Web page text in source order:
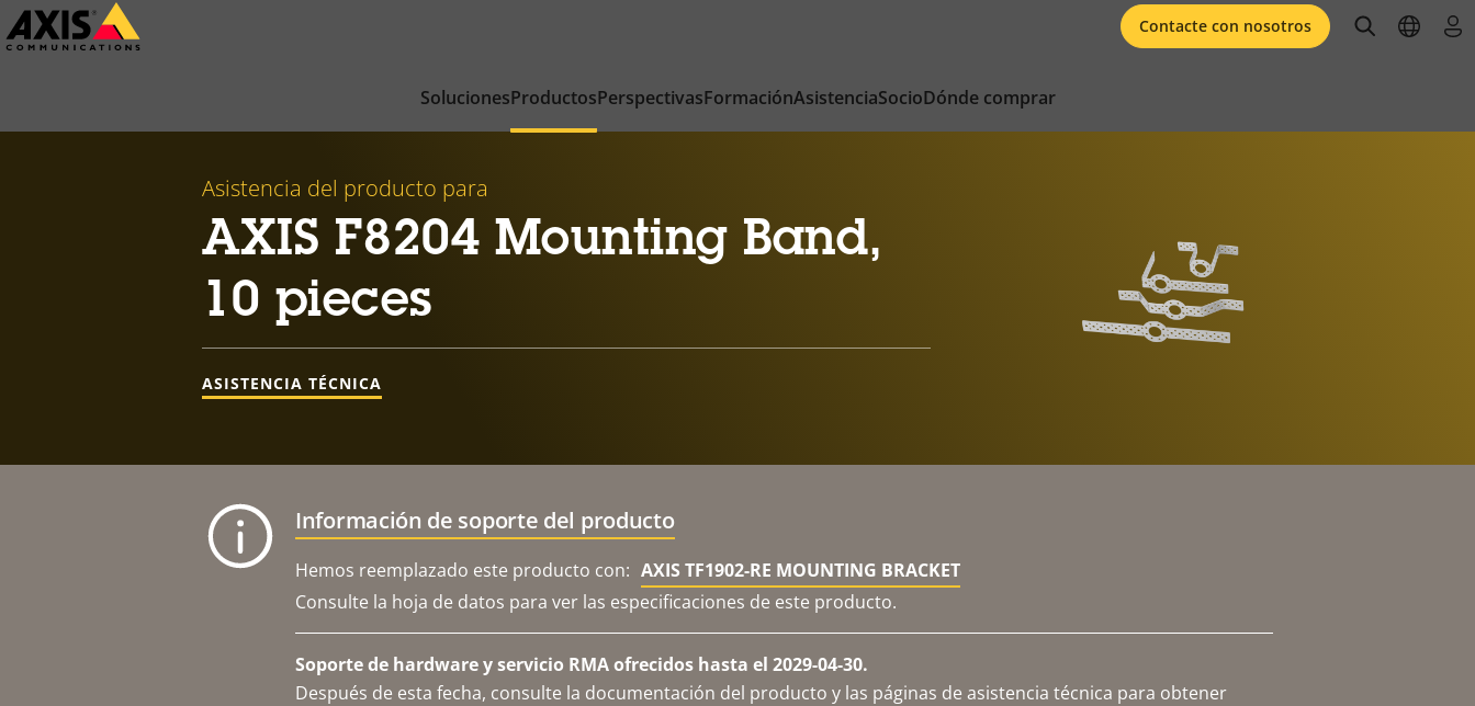
Saltar
al
SolucionesProductosPerspectivasFormaciónAsistenciaSocioDónde comprar
Contacte con nosotros openopen
Asistencia del producto para
AXIS F8204 Mounting Band,
10 pieces
ASISTENCIA TÉCNICA
Información de soporte del producto
Hemos reemplazado este producto con: AXIS TF1902-RE MOUNTING BRACKET
Consulte la hoja de datos para ver las especificaciones de este producto.
Soporte de hardware y servicio RMA ofrecidos hasta el 2029-04-30.
Después de esta fecha, consulte la documentación del producto y las páginas de asistencia técnica para obtener